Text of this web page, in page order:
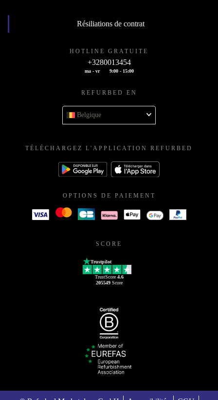
Résiliations de contrat
HOTLINE GRATUITE
+3280013454
ma - vr 9:00 - 15:00
REFURBED EN
Belgique
TÉLÉCHARGEZ L'APPLICATION REFURBED
OPTIONS DE PAIEMENT
SCORE
Trustpilot
TrustScore 4.6
205549Score